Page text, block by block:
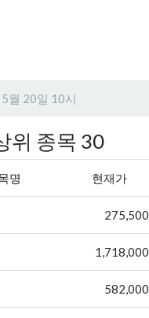
월 20일 10시
위 종목 30
명 현재가
275,500
1,718,000
582,000